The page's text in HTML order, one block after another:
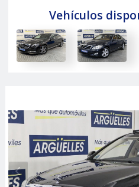
Vehículos